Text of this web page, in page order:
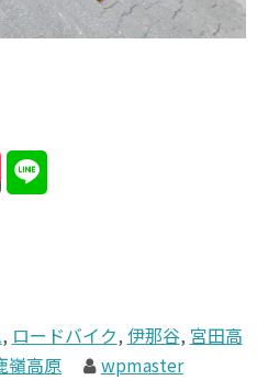
, ロードバイク, 伊那谷, 宮田高
嶺高原 wpmaster